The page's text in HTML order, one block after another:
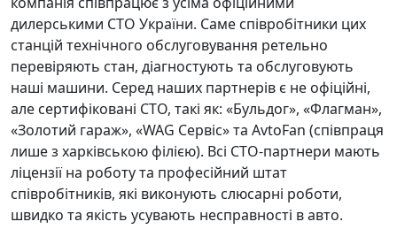
дилерськими СТО України. Саме співробітники цих
станцій технічного обслуговування ретельно
перевіряють стан, діагностують та обслуговують
наші машини. Серед наших партнерів є не офіційні,
але сертифіковані СТО, такі як: «Бульдог», «Флагман»,
«Золотий гараж», «WAG Сервіс» та AvtoFаn (співпраця
лише з харківською філією). Всі СТО-партнери мають
ліцензії на роботу та професійний штат
співробітників, які виконують слюсарні роботи,
швидко та якість усувають несправності в авто.